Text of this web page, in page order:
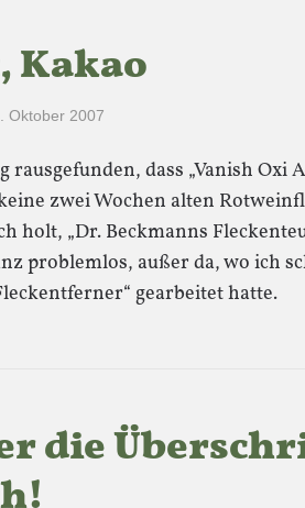
Kakao
Oktober 2007
rausgefunden, dass „Vanish Oxi
zwei Wochen alten
holt, „Dr. Beckmanns
problemlos, außer da, wo ich
gearbeitet hatte.
die